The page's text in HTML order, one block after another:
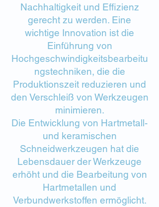
Nachhaltigkeit und Effizienz
gerecht zu werden. Eine
wichtige Innovation ist die
Einführung von
Hochgeschwindigkeitsbearbeitu
ngstechniken, die die
Produktionszeit reduzieren und
den Verschleiß von Werkzeugen
minimieren.
Die Entwicklung von Hartmetall-
und keramischen
Schneidwerkzeugen hat die
Lebensdauer der Werkzeuge
erhöht und die Bearbeitung von
Hartmetallen und
Verbundwerkstoffen ermöglicht.